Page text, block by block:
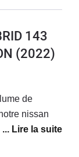
143
(2022)
de
nissan